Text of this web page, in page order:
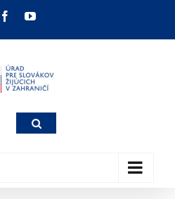
FacebookYouTube